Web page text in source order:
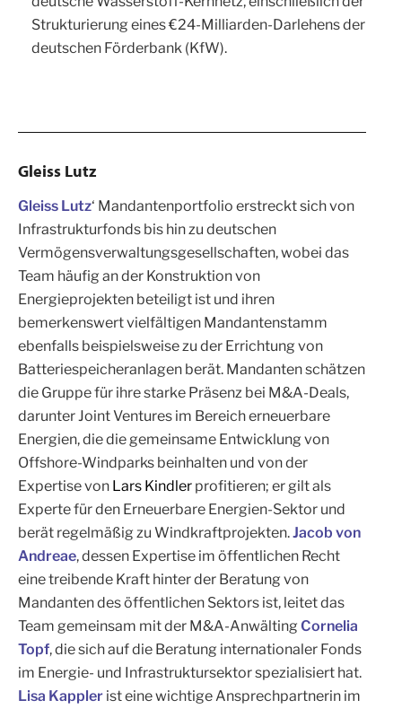
Strukturierung eines €24-Milliarden-Darlehens der
deutschen Förderbank (KfW).
Gleiss Lutz
Gleiss Lutz‘ Mandantenportfolio erstreckt sich von
Infrastrukturfonds bis hin zu deutschen
Vermögensverwaltungsgesellschaften, wobei das
Team häufig an der Konstruktion von
Energieprojekten beteiligt ist und ihren
bemerkenswert vielfältigen Mandantenstamm
ebenfalls beispielsweise zu der Errichtung von
Batteriespeicheranlagen berät. Mandanten schätzen
die Gruppe für ihre starke Präsenz bei M&A-Deals,
darunter Joint Ventures im Bereich erneuerbare
Energien, die die gemeinsame Entwicklung von
Offshore-Windparks beinhalten und von der
Expertise von Lars Kindler profitieren; er gilt als
Experte für den Erneuerbare Energien-Sektor und
berät regelmäßig zu Windkraftprojekten.Jacob von
Andreae, dessen Expertise im öffentlichen Recht
eine treibende Kraft hinter der Beratung von
Mandanten des öffentlichen Sektors ist, leitet das
Team gemeinsam mit der M&A-Anwälting Cornelia
Topf, die sich auf die Beratung internationaler Fonds
im Energie- und Infrastruktursektor spezialisiert hat.
Lisa Kappler ist eine wichtige Ansprechpartnerin im